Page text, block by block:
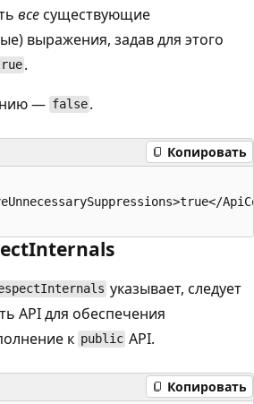
всесуществующие
выражения, задав для этого
.
— false .
Копировать
указывает, следует
API для обеспечения
к public API.
Копировать